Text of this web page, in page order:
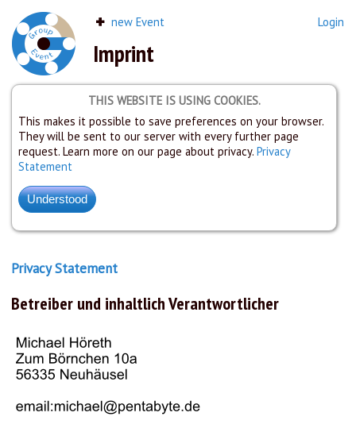
new Event Login
Imprint
THIS WEBSITE IS USING COOKIES.
This makes it possible to save preferences on your browser.
They will be sent to our server with every further page
request. Learn more on our page about privacy. Privacy
Statement
Privacy Statement
Betreiber und inhaltlich Verantwortlicher